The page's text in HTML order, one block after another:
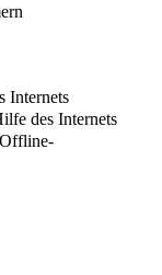
Internets
des Internets